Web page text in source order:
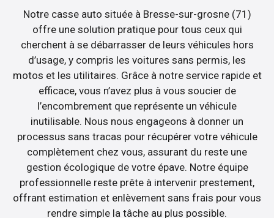
Notre casse auto située à Bresse-sur-grosne (71)
offre une solution pratique pour tous ceux qui
cherchent à se débarrasser de leurs véhicules hors
d’usage, y compris les voitures sans permis, les
motos et les utilitaires. Grâce à notre service rapide et
efficace, vous n’avez plus à vous soucier de
l’encombrement que représente un véhicule
inutilisable. Nous nous engageons à donner un
processus sans tracas pour récupérer votre véhicule
complètement chez vous, assurant du reste une
gestion écologique de votre épave. Notre équipe
professionnelle reste prête à intervenir prestement,
offrant estimation et enlèvement sans frais pour vous
rendre simple la tâche au plus possible.